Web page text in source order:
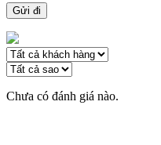
Chưa có đánh giá nào.